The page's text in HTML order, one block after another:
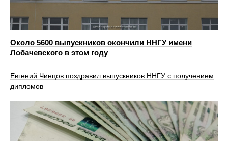
Около 5600 выпускников окончили ННГУ имени
Лобачевского в этом году
Евгений Чинцов поздравил выпускников ННГУ с получением
дипломов